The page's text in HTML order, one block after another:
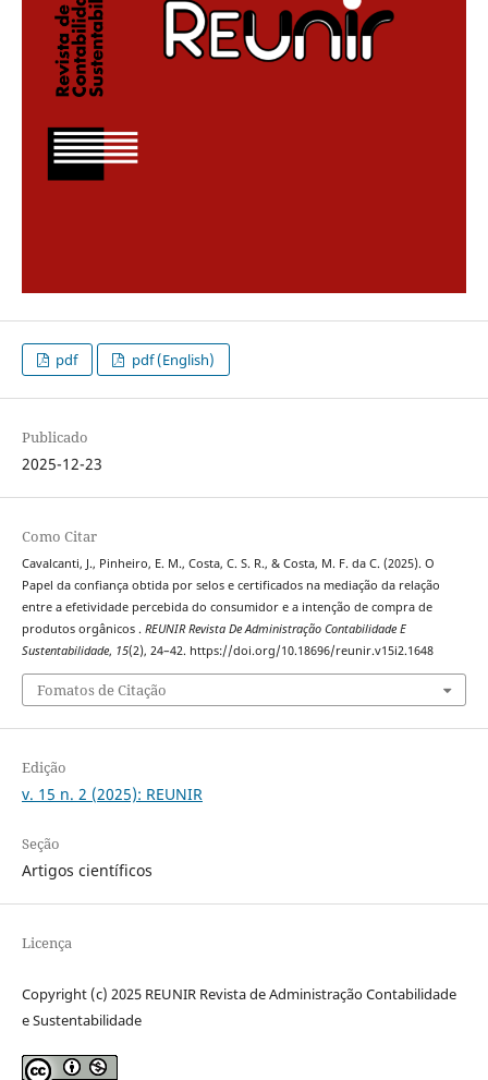
pdf pdf (English)
Publicado
2025-12-23
Como Citar
Cavalcanti, J., Pinheiro, E. M., Costa, C. S. R., & Costa, M. F. da C. (2025). O
Papel da confiança obtida por selos e certificados na mediação da relação
entre a efetividade percebida do consumidor e a intenção de compra de
produtos orgânicos . REUNIR Revista De Administração Contabilidade E
Sustentabilidade, 15(2), 24–42. https://doi.org/10.18696/reunir.v15i2.1648
Fomatos de Citação
Edição
v. 15 n. 2 (2025): REUNIR
Seção
Artigos científicos
Licença
Copyright (c) 2025 REUNIR Revista de Administração Contabilidade
e Sustentabilidade